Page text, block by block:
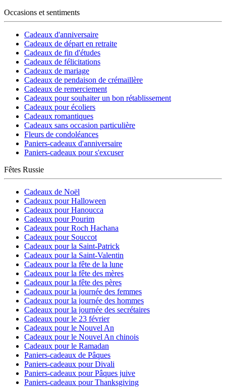
Occasions et sentiments
Cadeaux d'anniversaire
Cadeaux de départ en retraite
Cadeaux de fin d'études
Cadeaux de félicitations
Cadeaux de mariage
Cadeaux de pendaison de crémaillère
Cadeaux de remerciement
Cadeaux pour souhaiter un bon rétablissement
Cadeaux pour écoliers
Cadeaux romantiques
Cadeaux sans occasion particulière
Fleurs de condoléances
Paniers-cadeaux d'anniversaire
Paniers-cadeaux pour s'excuser
Fêtes Russie
Cadeaux de Noël
Cadeaux pour Halloween
Cadeaux pour Hanoucca
Cadeaux pour Pourim
Cadeaux pour Roch Hachana
Cadeaux pour Souccot
Cadeaux pour la Saint-Patrick
Cadeaux pour la Saint-Valentin
Cadeaux pour la fête de la lune
Cadeaux pour la fête des mères
Cadeaux pour la fête des pères
Cadeaux pour la journée des femmes
Cadeaux pour la journée des hommes
Cadeaux pour la journée des secrétaires
Cadeaux pour le 23 février
Cadeaux pour le Nouvel An
Cadeaux pour le Nouvel An chinois
Cadeaux pour le Ramadan
Paniers-cadeaux de Pâques
Paniers-cadeaux pour Divali
Paniers-cadeaux pour Pâques juive
Paniers-cadeaux pour Thanksgiving